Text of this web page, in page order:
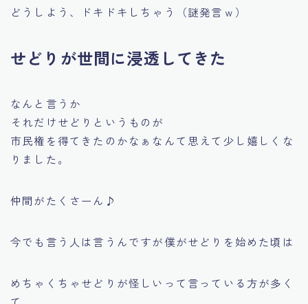
どうしよう、ドキドキしちゃう（謎発言ｗ）
せどりが世間に浸透してきた
なんと言うか
それだけせどりというものが
市民権を得てきたのかなぁなんて思えて少し嬉しくな
りました。
仲間がたくさーん♪
今でも言う人は言うんですが僕がせどりを始めた頃は
めちゃくちゃせどりが怪しいって言っている方が多く